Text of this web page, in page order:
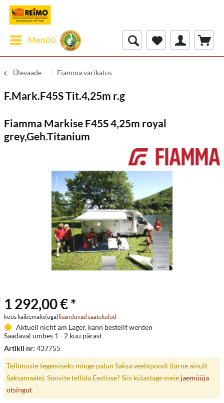
Menüü
Ülevaade Fiamma varikatus
F.Mark.F45S Tit.4,25m r.g
Fiamma Markise F45S 4,25m royal
grey,Geh.Titanium
1 292,00 € *
koos käibemaks(uga)lisanduvad saatekulud
Aktuell nicht am Lager, kann bestellt werden
Saadaval umbes 1 - 2 kuu pärast
Artikli nr: 437755
Tellimuste tegemiseks minge palun Saksa veebipoodi (tarne ainult
Saksamaale). Soovite tellida Eestisse? Siis külastage meie jaemüüja
otsingut.